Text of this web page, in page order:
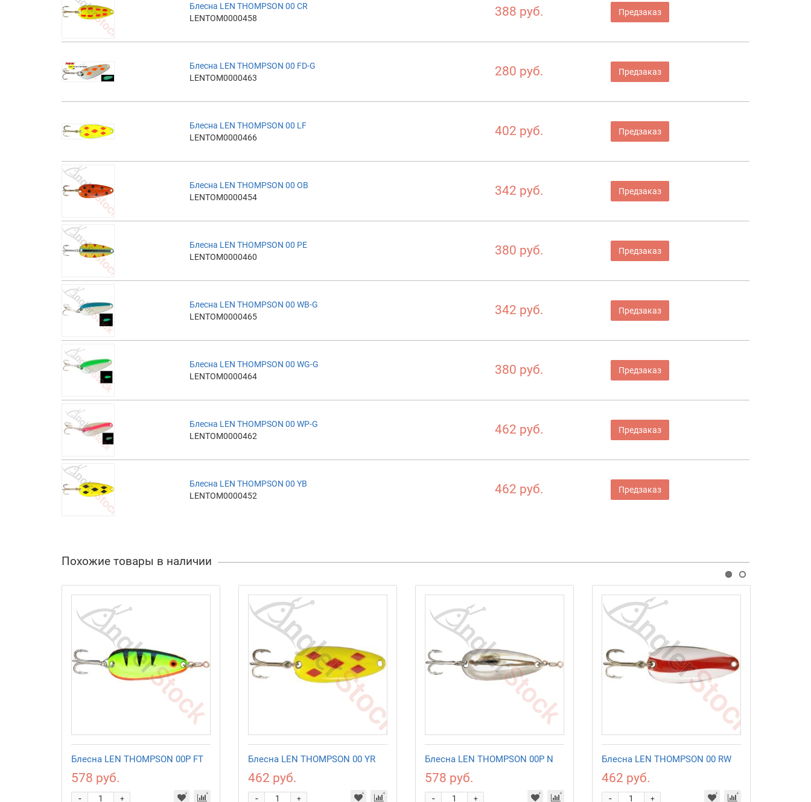
Блесна LEN THOMPSON 00 CR
LENTOM0000458
388 руб. Предзаказ
Блесна LEN THOMPSON 00 FD-G
LENTOM0000463
280 руб. Предзаказ
Блесна LEN THOMPSON 00 LF
LENTOM0000466
402 руб. Предзаказ
Блесна LEN THOMPSON 00 OB
LENTOM0000454
342 руб. Предзаказ
Блесна LEN THOMPSON 00 PE
LENTOM0000460
380 руб. Предзаказ
Блесна LEN THOMPSON 00 WB-G
LENTOM0000465
342 руб. Предзаказ
Блесна LEN THOMPSON 00 WG-G
LENTOM0000464
380 руб. Предзаказ
Блесна LEN THOMPSON 00 WP-G
LENTOM0000462
462 руб. Предзаказ
Блесна LEN THOMPSON 00 YB
LENTOM0000452
462 руб. Предзаказ
Похожие товары в наличии
Блесна LEN THOMPSON 00P FT
578 руб.
+
-
Блесна LEN THOMPSON 00 YR
462 руб.
+
-
Блесна LEN THOMPSON 00P N
578 руб.
+
-
Блесна LEN THOMPSON 00 RW
462 руб.
+
-